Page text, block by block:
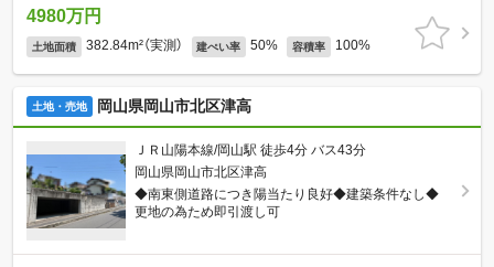
4980万円
土地面積 382.84m²（実測） 建ぺい率 50% 容積率 100%
土地・売地 岡山県岡山市北区津高
ＪＲ山陽本線/岡山駅 徒歩4分 バス43分
岡山県岡山市北区津高
◆南東側道路につき陽当たり良好◆建築条件なし◆
更地の為ため即引渡し可